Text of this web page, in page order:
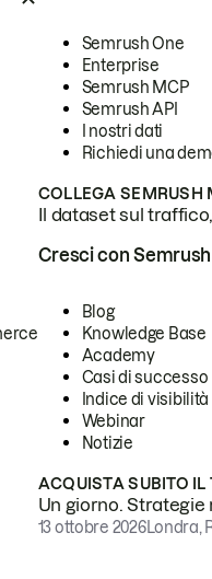
Semrush One
Enterprise
Semrush MCP
Semrush API
I nostri dati
Richiedi una
COLLEGA SEMRUSH
Il dataset sul
Cresci con Semrush
Blog
Knowledge Base
Academy
Casi di successo
Indice di visibilità
Webinar
Notizie
ACQUISTA SUBITO IL
Un giorno.
13 ottobre 2026Londra,